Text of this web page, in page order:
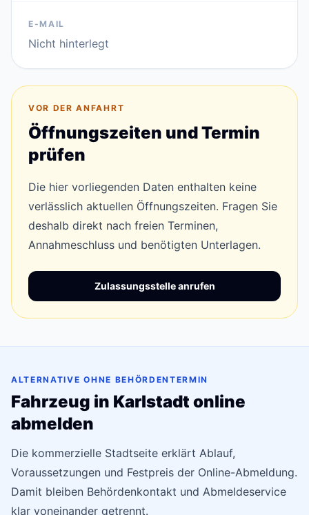
E-MAIL
Nicht hinterlegt
VOR DER ANFAHRT
Öffnungszeiten und Termin
prüfen
Die hier vorliegenden Daten enthalten keine
verlässlich aktuellen Öffnungszeiten. Fragen Sie
deshalb direkt nach freien Terminen,
Annahmeschluss und benötigten Unterlagen.
Zulassungsstelle anrufen
ALTERNATIVE OHNE BEHÖRDENTERMIN
Fahrzeug in Karlstadt online
abmelden
Die kommerzielle Stadtseite erklärt Ablauf,
Voraussetzungen und Festpreis der Online-Abmeldung.
Damit bleiben Behördenkontakt und Abmeldeservice
klar voneinander getrennt.